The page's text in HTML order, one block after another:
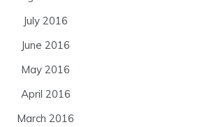
July 2016
June 2016
May 2016
April 2016
March 2016